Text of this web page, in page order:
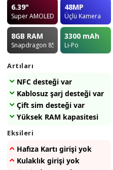
6.39"
Super AMOLED
48MP
Üçlü Kamera
8GB RAM
Snapdragon 855
3300 mAh
Li-Po
Artıları
NFC desteği var
Kablosuz şarj desteği var
Çift sim desteği var
Yüksek RAM kapasitesi
Eksileri
Hafıza Kartı girişi yok
Kulaklık girişi yok